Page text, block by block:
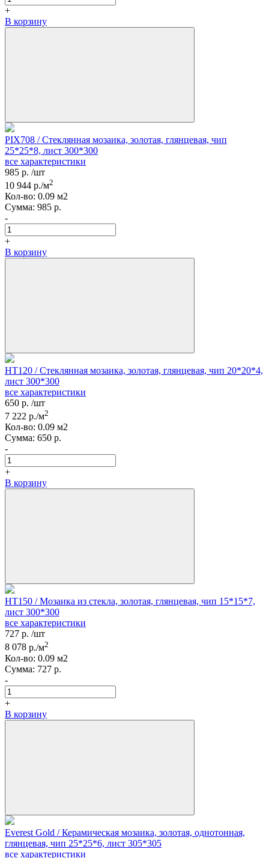
+
В корзину
PIX708 / Стеклянная мозаика, золотая, глянцевая, чип
25*25*8, лист 300*300
все характеристики
985 р. /шт
10 944 р./м2
Кол-вo: 0.09 м2
Сумма: 985 р.
-
+
В корзину
HT120 / Стеклянная мозаика, золотая, глянцевая, чип 20*20*4,
лист 300*300
все характеристики
650 р. /шт
7 222 р./м2
Кол-вo: 0.09 м2
Сумма: 650 р.
-
+
В корзину
HT150 / Мозаика из стекла, золотая, глянцевая, чип 15*15*7,
лист 300*300
все характеристики
727 р. /шт
8 078 р./м2
Кол-вo: 0.09 м2
Сумма: 727 р.
-
+
В корзину
Everest Gold / Керамическая мозаика, золотая, однотонная,
глянцевая, чип 25*25*6, лист 305*305
все характеристики